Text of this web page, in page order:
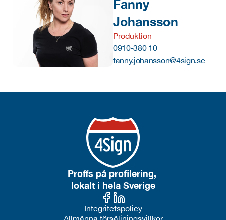
Fanny
Johansson
Produktion
0910-380 10
fanny.johansson@4sign.se
Integritetspolicy
Proffs på profilering,
lokalt i hela Sverige